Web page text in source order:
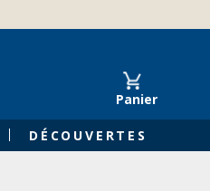
Panier
DÉCOUVERTES